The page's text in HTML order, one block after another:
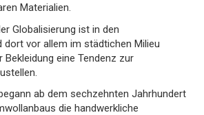
Materialien.
Globalisierung ist in den
dort vor allem im städtichen Milieu
eine Tendenz zur
ab dem sechzehnten Jahrhundert
die handwerkliche